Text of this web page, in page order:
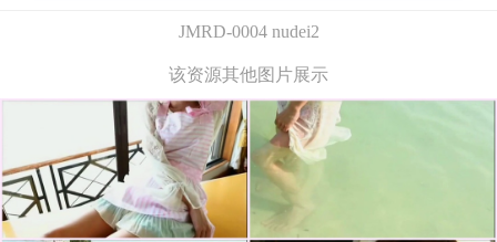
JMRD-0004 nudei2
该资源其他图片展示